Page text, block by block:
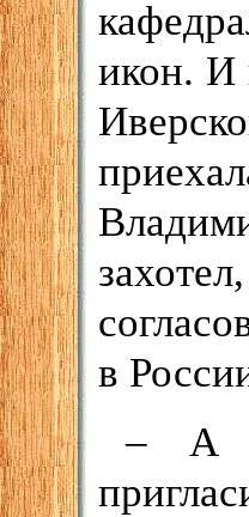
икон. И
в
– А